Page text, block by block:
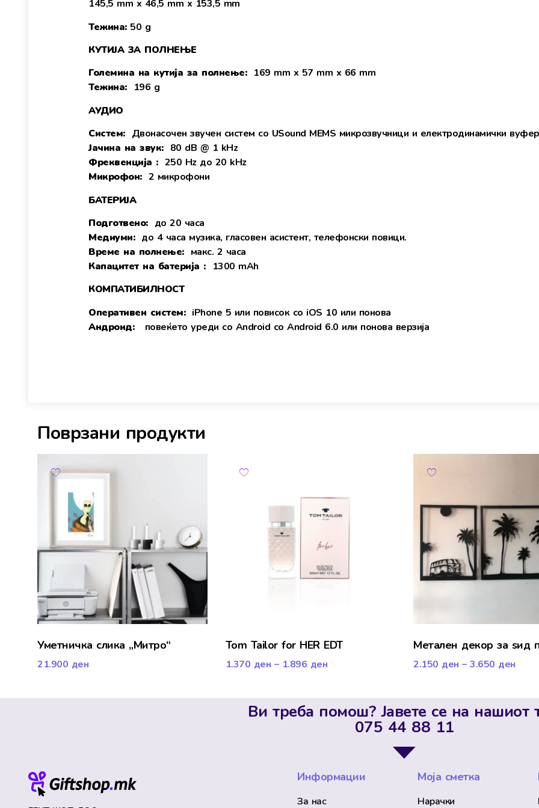
145,5 mm x 46,5 mm x 153,5 mm
Тежина:50 g
КУТИЈА ЗА ПОЛНЕЊЕ
Големина на кутија за полнење:169 mm x 57 mm x 66 mm
Тежина:196 g
АУДИО
Систем:Двонасочен звучен систем со USound MEMS микрозвучници и електродинамички
Јачина на звук:80 dB @ 1 kHz
Фреквенција :250 Hz до 20 kHz
Микрофон:2 микрофони
БАТЕРИЈА
Подготвено:до 20 часа
Медиуми:до 4 часа музика, гласовен асистент, телефонски повици.
Време на полнење:макс. 2 часа
Капацитет на батерија :1300 mAh
КОМПАТИБИЛНОСТ
Оперативен систем:iPhone 5 или повисок со iOS 10 или понова
Андроид:
повеќето уреди со Android со Android 6.0 или понова верзија
Поврзани продукти
Уметничка слика „Митро“
21.900 ден
Tom Tailor for HER EDT
1.370 ден – 1.896 ден
Метален декор за ѕид
2.150 ден – 3.650 ден
Ви треба помош? Јавете се на нашиот
075 44 88 11
Информации
За нас
Моја сметка
Нарачки